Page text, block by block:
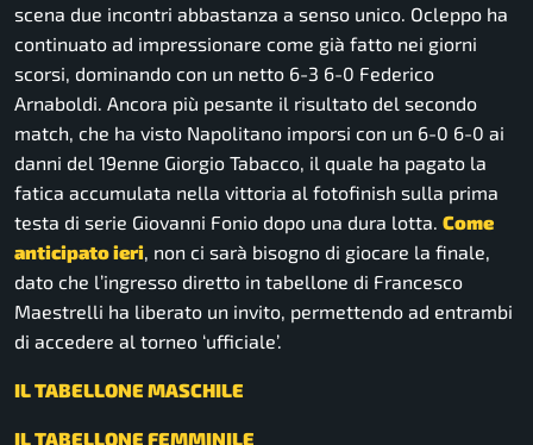
scena due incontri abbastanza a senso unico. Ocleppo ha
continuato ad impressionare come già fatto nei giorni
scorsi, dominando con un netto 6-3 6-0 Federico
Arnaboldi. Ancora più pesante il risultato del secondo
match, che ha visto Napolitano imporsi con un 6-0 6-0 ai
danni del 19enne Giorgio Tabacco, il quale ha pagato la
fatica accumulata nella vittoria al fotofinish sulla prima
testa di serie Giovanni Fonio dopo una dura lotta. Come
anticipato ieri , non ci sarà bisogno di giocare la finale,
dato che l’ingresso diretto in tabellone di Francesco
Maestrelli ha liberato un invito, permettendo ad entrambi
di accedere al torneo ‘ufficiale’.
IL TABELLONE MASCHILE
IL TABELLONE FEMMINILE